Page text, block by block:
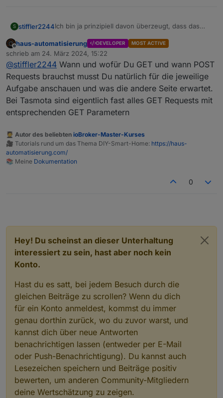
S stiffler2244Ich bin ja prinzipiell davon überzeugt, dass das
jetzt suche ich schon ein paar Tage rum und finde
nichts.
Ich habe eine PV-Anlage mit Speicher - alles selbst
gebaut natürlich. Ein ESP32 mit Tasmota drauf,
steuert mir mittels PWM die Ladeleistung sodass
am Stromzähler eben nichts ins Netz geht. Mit den
Sonoff Adapter (für die Tasmota Geräte) kann
allerdings der PWM Wert nicht direkt geändert
welcher ja jetzt abläuft.
Will ich diesen Baustein durch den Http (post)
Baustein ersetzten, wird das Speichern-Symbol
nicht mehr angezeigt. Ist das überhaupt der
(get) Baustein funktionierts zumindest mal-wenn
auch die Timeout Fehler manchmal kommen.
Iobroker läuft auf Ubuntu 22.04, Neuinstallation im
Jänner 2024 auf Proxmox 8.1.3
Node.js: v18.19.0(18.19.1)
NPM: 10.2.3(10.2.4)
Offline
haus-automatisierung DEVELOPER MOST ACTIVE
schrieb am 24. März 2024, 15:22
zuletzt editiert von
@stiffler2244 Wann und wofür Du GET und wann POST
Requests brauchst musst Du natürlich für die jeweilige
Aufgabe anschauen und was die andere Seite erwartet.
Bei Tasmota sind eigentlich fast alles GET Requests mit
entsprechenden GET Parametern
🧑‍🎓 Autor des beliebten ioBroker-Master-Kurses
🎥 Tutorials rund um das Thema DIY-Smart-Home: https://haus-
automatisierung.com/
📚 Meine Dokumentation
0
Hey! Du scheinst an dieser Unterhaltung
interessiert zu sein, hast aber noch kein
Konto.
Hast du es satt, bei jedem Besuch durch die
gleichen Beiträge zu scrollen? Wenn du dich
für ein Konto anmeldest, kommst du immer
genau dorthin zurück, wo du zuvor warst, und
kannst dich über neue Antworten
benachrichtigen lassen (entweder per E-Mail
oder Push-Benachrichtigung). Du kannst auch
Lesezeichen speichern und Beiträge positiv
bewerten, um anderen Community-Mitgliedern
deine Wertschätzung zu zeigen.